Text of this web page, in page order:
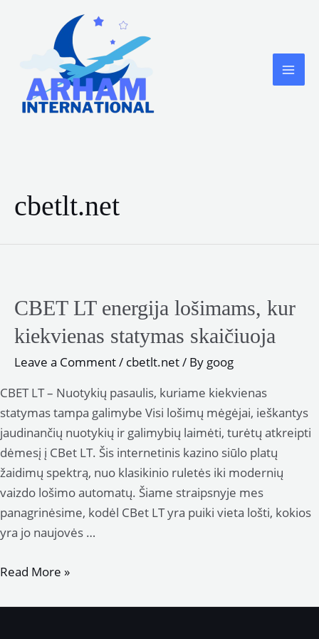
cbetlt.net
CBET LT energija lošimams, kur
kiekvienas statymas skaičiuoja
Leave a Comment/ cbetlt.net/ By goog
CBET LT – Nuotykių pasaulis, kuriame kiekvienas
statymas tampa galimybe Visi lošimų mėgėjai, ieškantys
jaudinančių nuotykių ir galimybių laimėti, turėtų atkreipti
dėmesį į CBet LT. Šis internetinis kazino siūlo platų
žaidimų spektrą, nuo klasikinio ruletės iki modernių
vaizdo lošimo automatų. Šiame straipsnyje mes
panagrinėsime, kodėl CBet LT yra puiki vieta lošti, kokios
yra jo naujovės …
CBET
energija
Read More »